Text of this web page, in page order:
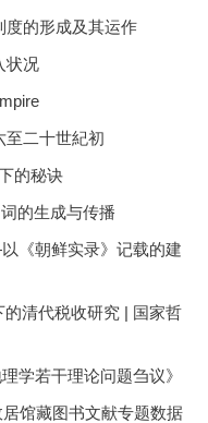
度的形成及其运作
状况
至二十世紀初
的秘诀
的生成与传播
《朝鲜实录》记载的建
的清代税收研究 | 国家哲
学若干理论问题刍议》
馆藏图书文献专题数据